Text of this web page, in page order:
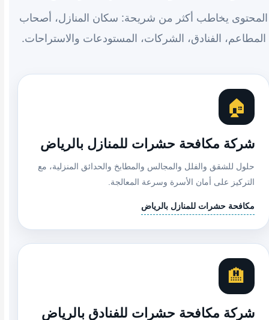
المحتوى يخاطب أكثر من شريحة: سكان المنازل، أصحاب
المطاعم، الفنادق، الشركات، المستودعات والاستراحات.
🏠
شركة مكافحة حشرات للمنازل بالرياض
حلول للشقق والفلل والمجالس والمطابخ والحدائق المنزلية، مع
التركيز على أمان الأسرة وسرعة المعالجة.
مكافحة حشرات للمنازل بالرياض
🏨
شركة مكافحة حشرات للفنادق بالرياض